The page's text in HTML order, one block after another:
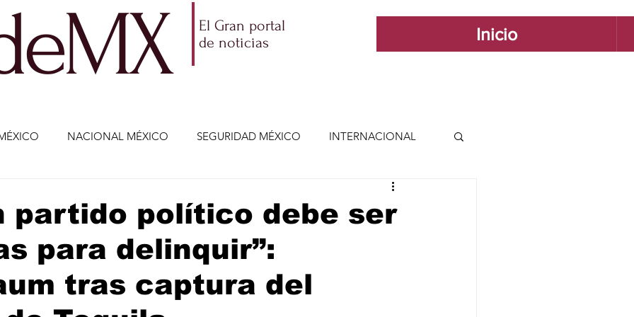
El Gran portal
de noticias
Inicio
NACIONAL MÉXICO SEGURIDAD MÉXICO INTERNACIONAL
ECONOMÍA INTERNACIONAL
CIENCIA Y TECNOLOGÍA ENTRETENIMIENTO
partido político debe ser
para delinquir”:
tras captura del